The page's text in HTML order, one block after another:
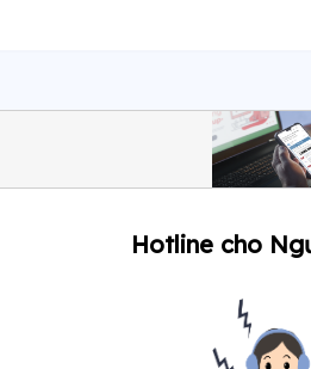
Hotline cho